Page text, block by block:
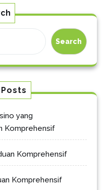
Search
yang
Komprehensif
Komprehensif
Komprehensif